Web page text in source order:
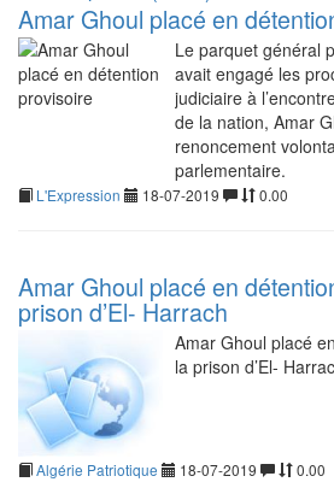
Amar Ghoul placé en
Le parquet général
avait engagé les
judiciaire à
de la nation, Amar
renoncement
parlementaire.
L'Expression 18-07-2019 0.00
Amar Ghoul placé en
prison d’El- Harrach
Amar Ghoul placé
la prison d’El-
Algérie Patriotique 18-07-2019 0.00